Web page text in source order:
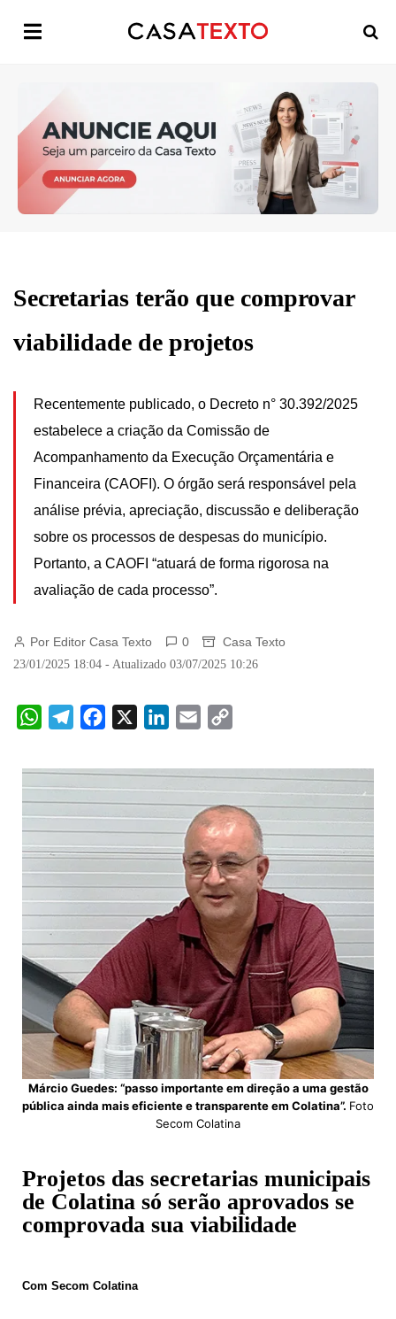
Secretarias terão que comprovar
viabilidade de projetos
Recentemente publicado, o Decreto n° 30.392/2025
estabelece a criação da Comissão de
Acompanhamento da Execução Orçamentária e
Financeira (CAOFI). O órgão será responsável pela
análise prévia, apreciação, discussão e deliberação
sobre os processos de despesas do município.
Portanto, a CAOFI “atuará de forma rigorosa na
avaliação de cada processo”.
Por Editor Casa Texto 0 Casa Texto
23/01/2025 18:04 - Atualizado 03/07/2025 10:26
W
a
t
s
p
l
e
g
m
c
e
b
o
k
n
k
e
I
n
a
i
l
p
y
L
n
k
Márcio Guedes: “passo importante em direção a uma gestão
pública ainda mais eficiente e transparente em Colatina”. Foto
Secom Colatina
Projetos das secretarias municipais
de Colatina só serão aprovados se
comprovada sua viabilidade
Com Secom Colatina